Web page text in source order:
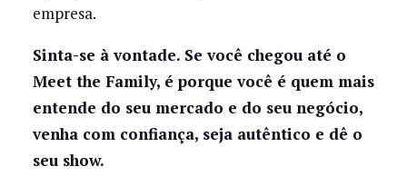
empresa.
Sinta-se à vontade. Se você chegou até o
Meet the Family, é porque você é quem mais
entende do seu mercado e do seu negócio,
venha com confiança, seja autêntico e dê o
seu show.